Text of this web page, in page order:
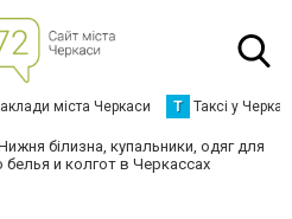
міста Черкаси Т Таксі у
білизна, купальники, одяг для
белья и колгот в Черкассах